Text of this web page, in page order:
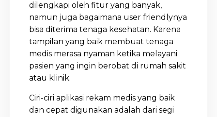
dilengkapi oleh fitur yang banyak,
namun juga bagaimana user friendlynya
bisa diterima tenaga kesehatan. Karena
tampilan yang baik membuat tenaga
medis merasa nyaman ketika melayani
pasien yang ingin berobat di rumah sakit
atau klinik.
Ciri-ciri aplikasi rekam medis yang baik
dan cepat digunakan adalah dari segi